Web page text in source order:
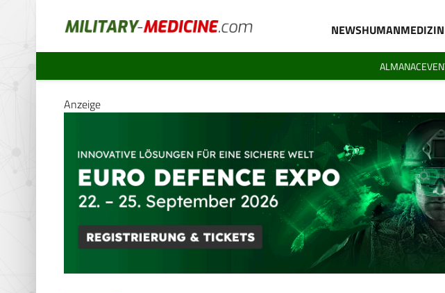
NEWSHUMANMEDIZIN
ALMANAC
Anzeige